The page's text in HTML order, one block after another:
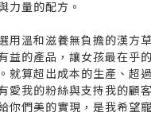
力量的配方。
用溫和滋養無負擔的漢方
益的產品，讓女孩最在乎
就算超出成本的生產、超
愛我的粉絲與支持我的顧
你們美的實現，是我希望